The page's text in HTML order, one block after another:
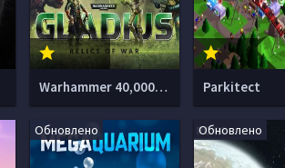
Warhammer 40,000 Gladius Relics of War Parkitect
Обновлено Обновлено